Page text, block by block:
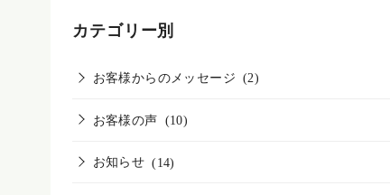
カテゴリー別
お客様からのメッセージ (2)
お客様の声 (10)
お知らせ (14)